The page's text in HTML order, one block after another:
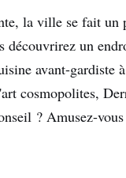
la ville se fait
découvrirez un
avant-gardiste
cosmopolites,
? Amusez-